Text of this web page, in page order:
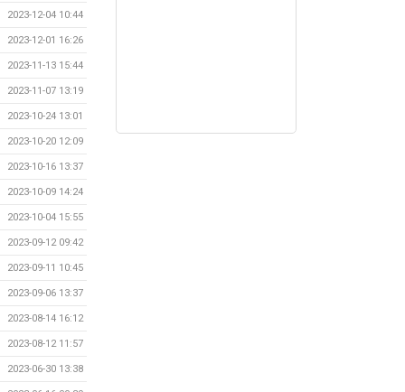
2023-12-04 10:44
2023-12-01 16:26
2023-11-13 15:44
2023-11-07 13:19
2023-10-24 13:01
2023-10-20 12:09
2023-10-16 13:37
2023-10-09 14:24
2023-10-04 15:55
2023-09-12 09:42
2023-09-11 10:45
2023-09-06 13:37
2023-08-14 16:12
2023-08-12 11:57
2023-06-30 13:38